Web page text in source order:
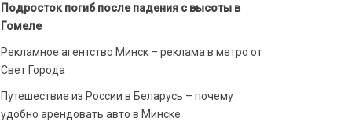
Подросток погиб после падения с высоты в
Гомеле
Рекламное агентство Минск – реклама в метро от
Свет Города
Путешествие из России в Беларусь – почему
удобно арендовать авто в Минске